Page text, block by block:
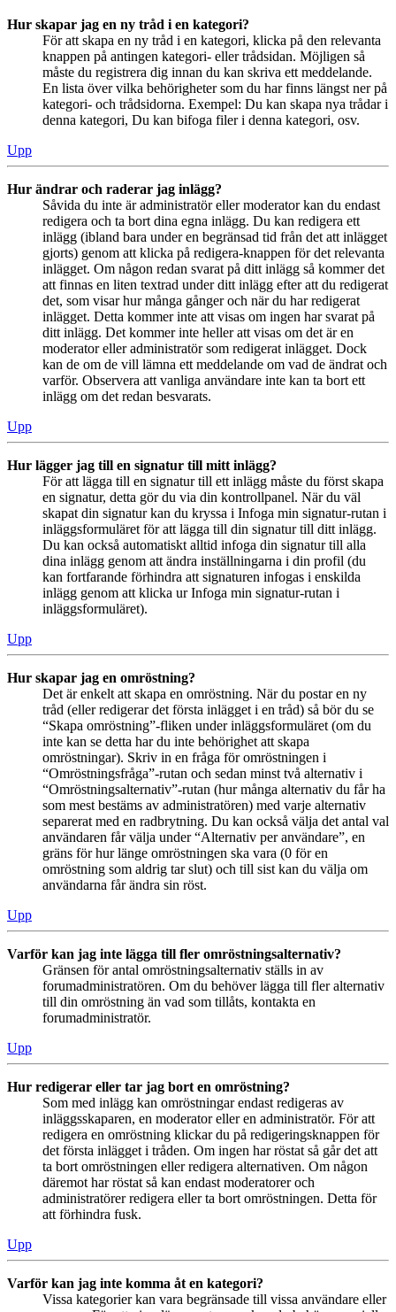
Hur skapar jag en ny tråd i en kategori?
För att skapa en ny tråd i en kategori, klicka på den relevanta
knappen på antingen kategori- eller trådsidan. Möjligen så
måste du registrera dig innan du kan skriva ett meddelande.
En lista över vilka behörigheter som du har finns längst ner på
kategori- och trådsidorna. Exempel: Du kan skapa nya trådar i
denna kategori, Du kan bifoga filer i denna kategori, osv.
Upp
Hur ändrar och raderar jag inlägg?
Såvida du inte är administratör eller moderator kan du endast
redigera och ta bort dina egna inlägg. Du kan redigera ett
inlägg (ibland bara under en begränsad tid från det att inlägget
gjorts) genom att klicka på redigera-knappen för det relevanta
inlägget. Om någon redan svarat på ditt inlägg så kommer det
att finnas en liten textrad under ditt inlägg efter att du redigerat
det, som visar hur många gånger och när du har redigerat
inlägget. Detta kommer inte att visas om ingen har svarat på
ditt inlägg. Det kommer inte heller att visas om det är en
moderator eller administratör som redigerat inlägget. Dock
kan de om de vill lämna ett meddelande om vad de ändrat och
varför. Observera att vanliga användare inte kan ta bort ett
inlägg om det redan besvarats.
Upp
Hur lägger jag till en signatur till mitt inlägg?
För att lägga till en signatur till ett inlägg måste du först skapa
en signatur, detta gör du via din kontrollpanel. När du väl
skapat din signatur kan du kryssa i Infoga min signatur-rutan i
inläggsformuläret för att lägga till din signatur till ditt inlägg.
Du kan också automatiskt alltid infoga din signatur till alla
dina inlägg genom att ändra inställningarna i din profil (du
kan fortfarande förhindra att signaturen infogas i enskilda
inlägg genom att klicka ur Infoga min signatur-rutan i
inläggsformuläret).
Upp
Hur skapar jag en omröstning?
Det är enkelt att skapa en omröstning. När du postar en ny
tråd (eller redigerar det första inlägget i en tråd) så bör du se
“Skapa omröstning”-fliken under inläggsformuläret (om du
inte kan se detta har du inte behörighet att skapa
omröstningar). Skriv in en fråga för omröstningen i
“Omröstningsfråga”-rutan och sedan minst två alternativ i
“Omröstningsalternativ”-rutan (hur många alternativ du får ha
som mest bestäms av administratören) med varje alternativ
separerat med en radbrytning. Du kan också välja det antal val
användaren får välja under “Alternativ per användare”, en
gräns för hur länge omröstningen ska vara (0 för en
omröstning som aldrig tar slut) och till sist kan du välja om
användarna får ändra sin röst.
Upp
Varför kan jag inte lägga till fler omröstningsalternativ?
Gränsen för antal omröstningsalternativ ställs in av
forumadministratören. Om du behöver lägga till fler alternativ
till din omröstning än vad som tillåts, kontakta en
forumadministratör.
Upp
Hur redigerar eller tar jag bort en omröstning?
Som med inlägg kan omröstningar endast redigeras av
inläggsskaparen, en moderator eller en administratör. För att
redigera en omröstning klickar du på redigeringsknappen för
det första inlägget i tråden. Om ingen har röstat så går det att
ta bort omröstningen eller redigera alternativen. Om någon
däremot har röstat så kan endast moderatorer och
administratörer redigera eller ta bort omröstningen. Detta för
att förhindra fusk.
Upp
Varför kan jag inte komma åt en kategori?
Vissa kategorier kan vara begränsade till vissa användare eller